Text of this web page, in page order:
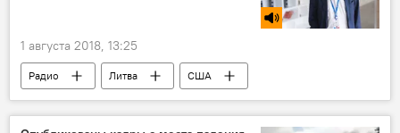
1 августа 2018, 13:25
Радио Литва
США
Эстония
Украина